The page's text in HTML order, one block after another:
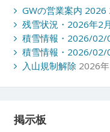
GWの営業案内 2026
残雪状況・2026年2
積雪情報・2026/02/
積雪情報・2026/02/
入山規制解除 2026
掲示板